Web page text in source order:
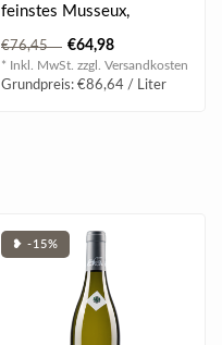
feinstes Musseux,
wunderschöner
Perlenschnur, zartes
Apfelbo..
€76,45 €64,98
* Inkl. MwSt. zzgl. Versandkosten
Grundpreis: €86,64 / Liter
❥ -15%